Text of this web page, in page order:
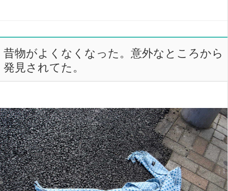
昔物がよくなくなった。意外なところから
発見されてた。